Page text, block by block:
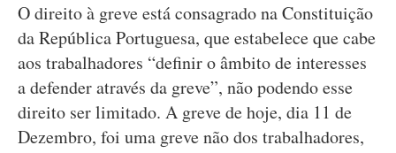
O direito à greve está consagrado na Constituição
da República Portuguesa, que estabelece que cabe
aos trabalhadores “definir o âmbito de interesses
a defender através da greve”, não podendo esse
direito ser limitado. A greve de hoje, dia 11 de
Dezembro, foi uma greve não dos trabalhadores,